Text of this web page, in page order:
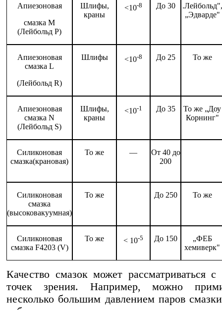
Апиезоновая
смазка М
(Лейбольд Р)
Шлифы,
краны
<10-8 До 30
.Лейбольд",
„Эдварде"
Апиезоновая
смазка L
(Лейбольд R)
Шлифы <10-8 До 25 То же
Апиезоновая
смазка N
(Лейбольд S)
Шлифы,
краны
<10-1 До 35
То же „Доу
Корнинг"
Силиконовая
смазка(крановая)
То же —
От 40 до
200
Силиконовая
смазка
(высоковакуумная)
То же До 250 То же
Силиконовая
смазка F4203 (V)
То же < 10-5 До 150
„ФЕБ
хемиверк"
Качество смазок может рассматриваться с
точек зрения. Например, можно
несколь­ко большим давлением паров